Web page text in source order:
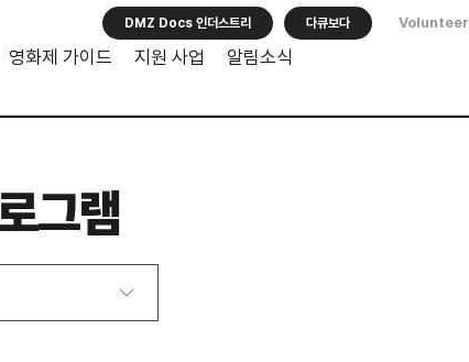
영화제 가이드 지원 사업 알림소식
DMZ Docs 인더스트리 다큐보다 Volunteer
그램